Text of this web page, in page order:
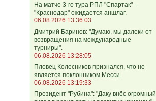
На матче 3-го тура РПЛ "Спартак" –
"Краснодар" ожидается аншлаг.
06.08.2026 13:36:03
Дмитрий Баринов: "Думаю, мы далеки от
возвращения на международные
турниры".
06.08.2026 13:28:05
Пловец Колесников признался, что не
является поклонником Месси.
06.08.2026 13:19:33
Президент "Рубина": "Даку внёс огромный